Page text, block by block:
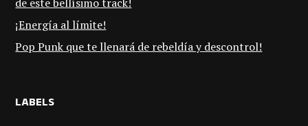
¡Energía al límite!
Pop Punk que te llenará de rebeldía y descontrol!
LABELS